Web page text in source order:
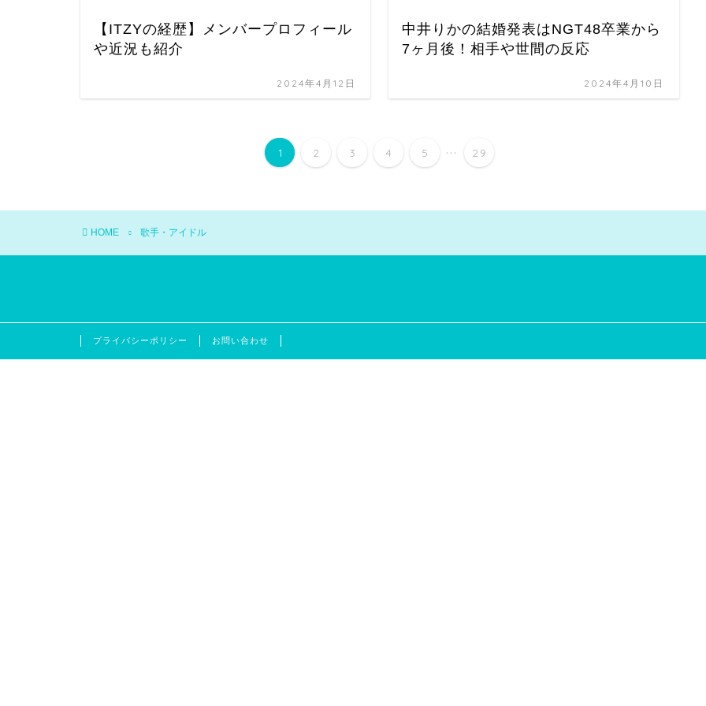
【ITZYの経歴】メンバープロフィール
や近況も紹介
2024年4月12日
中井りかの結婚発表はNGT48卒業から
7ヶ月後！相手や世間の反応
2024年4月10日
1 2 3 4 5 ... 29
HOME 歌手・アイドル
プライバシーポリシー お問い合わせ